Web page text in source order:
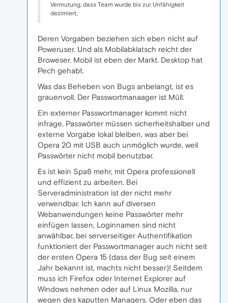
Vermutung, dass Team wurde bis zur Unfähigkeit
dezimiert,
Deren Vorgaben beziehen sich eben nicht auf
Poweruser. Und als Mobilabklatsch reicht der
Broweser. Mobil ist eben der Markt. Desktop hat
Pech gehabt.
Was das Beheben von Bugs anbelangt, ist es
grauenvoll. Der Passwortmanaager ist Müll.
Ein externer Passwortmanager kommt nicht
infrage, Passwörter müssen sicherheitshalber und
externe Vorgabe lokal bleiben, was aber bei
Opera 20 mit USB auch unmöglich wurde, weil
Passwörter nicht mobil benutzbar.
Es ist kein Spaß mehr, mit Opera professionell
und effizient zu arbeiten. Bei
Serveradministration ist der nicht mehr
verwendbar. Ich kann auf diversen
Webanwendungen keine Passwörter mehr
einfügen lassen, Loginnamen sind nicht
anwählbar, bei serverseitiger Authentifikation
funktioniert der Passwortmanager auch nicht seit
der ersten Opera 15 (dass der Bug seit einem
Jahr bekannt ist, machts nicht besser)! Seitdem
muss ich Firefox oder Internet Explorer auf
Windows nehmen oder auf Linux Mozilla, nur
wegen des kaputten Managers. Oder eben das